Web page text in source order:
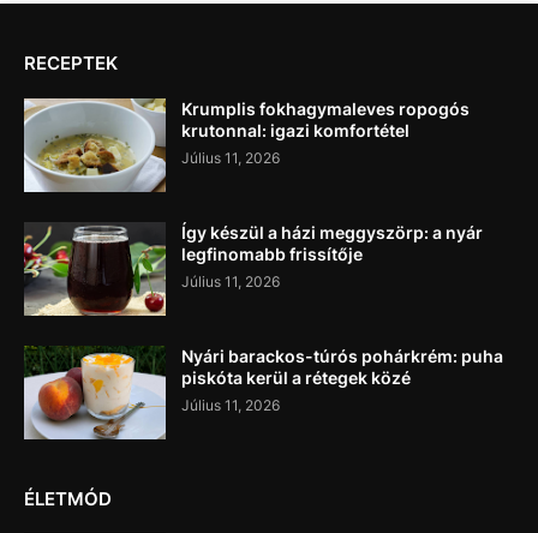
RECEPTEK
Krumplis fokhagymaleves ropogós
krutonnal: igazi komfortétel
Július 11, 2026
Így készül a házi meggyszörp: a nyár
legfinomabb frissítője
Július 11, 2026
Nyári barackos-túrós pohárkrém: puha
piskóta kerül a rétegek közé
Július 11, 2026
ÉLETMÓD